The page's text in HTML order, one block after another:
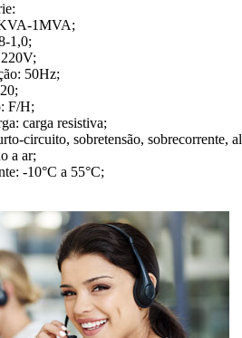
1MVA;
1,0;
50Hz;
F/H;
carga resistiva;
circuito, sobretensão, sobrecorrente,
a ar;
-10°C a 55°C;